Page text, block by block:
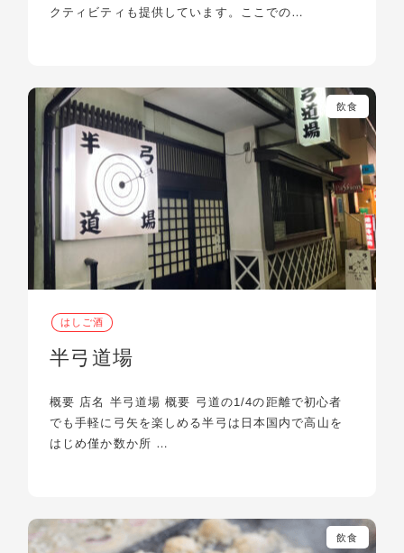
クティビティも提供しています。ここでの…
飲食
はしご酒
半弓道場
概要 店名 半弓道場 概要 弓道の1/4の距離で初心者
でも手軽に弓矢を楽しめる半弓は日本国内で高山を
はじめ僅か数か所 …
飲食